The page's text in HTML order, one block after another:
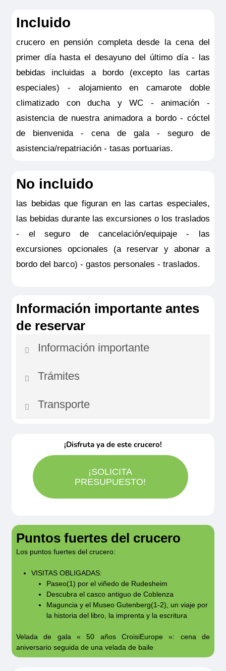
NOTAS:Este seguro opcional sólo es
válido para clientes residentes en España
y deberá ser contratado y pagado en el
momento de la confirmación del viaje. Las
coberturas del seguro son válidas
solamente para los servicios contratados
en la propia agencia donde se emitió el
seguro.
Incluido
crucero en pensión completa desde la cena del
primer día hasta el desayuno del último día - las
bebidas incluidas a bordo (excepto las cartas
especiales) - alojamiento en camarote doble
climatizado con ducha y WC - animación -
asistencia de nuestra animadora a bordo - cóctel
de bienvenida - cena de gala - seguro de
asistencia/repatriación - tasas portuarias.
No incluido
las bebidas que figuran en las cartas especiales,
las bebidas durante las excursiones o los traslados
- el seguro de cancelación/equipaje - las
excursiones opcionales (a reservar y abonar a
bordo del barco) - gastos personales - traslados.
Información importante antes
de reservar
Información importante
Por motivos de seguridad de navegación, la
cambiar el itinerario del crucero.
embarcadero, la escala en Rüdesheim puede ir
precedida de una escala en Rüdesheim ; el
programa de excursiones puede modificarse.
(2) Sujeto a oficios religiosos o celebraciones.
beba con moderación.
Información válida para la edición 2026
Trámites
Documento nacional de identidad o
su embajada o consulado.
Transporte
demanda. Rogamos consulten
¡Disfruta ya de este crucero!
¡SOLICITA
PRESUPUESTO!
Puntos fuertes del crucero
Los puntos fuertes del crucero:
VISITAS OBLIGADAS:
Paseo(1) por el viñedo de Rudesheim
Descubra el casco antiguo de Coblenza
Maguncia y el Museo Gutenberg(1-2), un viaje por
la historia del libro, la imprenta y la escritura
Velada de gala « 50 años CroisiEurope »: cena de
aniversario seguida de una velada de baile